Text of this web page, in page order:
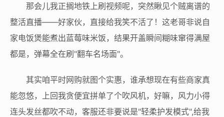
那会儿我正搁地铁上刷视频呢，突然瞅见个贼离谱的
整活直播——好家伙，直接给我笑不活了！这老哥非说自
家电饭煲能煮出蓝莓味米饭，结果开盖瞬间糊味窜得满屋
都是，弹幕全在刷"翻车名场面"。
其实咱平时网购就图个实惠，谁承想现在有些商家真
能忽悠，上回我贪便宜拼单了个吹风机，好嘛，风力小得
连头发丝都吹不动，客服还非要说是"轻柔护发模式",给我